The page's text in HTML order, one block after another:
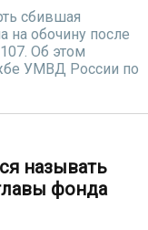
сбившая
на обочину после
Об этом
УМВД России по
называть
фонда